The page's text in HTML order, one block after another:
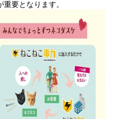
要となります。